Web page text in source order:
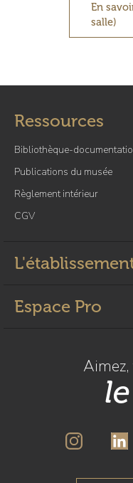
En
salle)
Ressources
Bibliothèque-
Publications du musée
Règlement intérieur
CGV
Espace Pro